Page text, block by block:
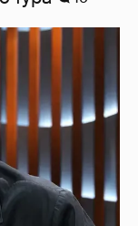
ректора